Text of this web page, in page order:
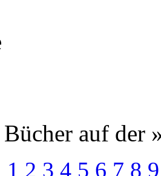
auf der
1 2 3 4 5 6 7 8 9